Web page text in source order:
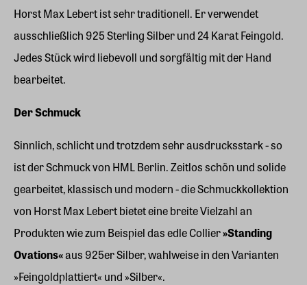
Horst Max Lebert ist sehr traditionell. Er verwendet
ausschließlich 925 Sterling Silber und 24 Karat Feingold.
Jedes Stück wird liebevoll und sorgfältig mit der Hand
bearbeitet.
Der Schmuck
Sinnlich, schlicht und trotzdem sehr ausdrucksstark - so
ist der Schmuck von HML Berlin. Zeitlos schön und solide
gearbeitet, klassisch und modern - die Schmuckkollektion
von Horst Max Lebert bietet eine breite Vielzahl an
Produkten wie zum Beispiel das edle Collier»Standing
Ovations«aus 925er Silber, wahlweise in den Varianten
»Feingoldplattiert« und »Silber«.